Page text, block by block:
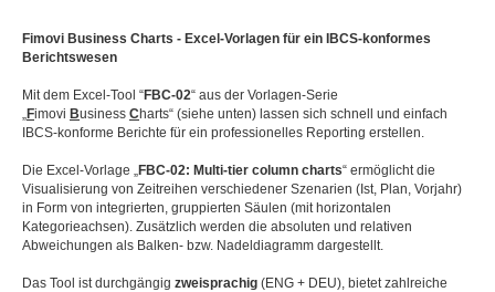
Fimovi Business Charts - Excel-Vorlagen für ein IBCS-konformes
Berichtswesen
Mit dem Excel-Tool “FBC-02“ aus der Vorlagen-Serie
„Fimovi Business Charts“ (siehe unten) lassen sich schnell und einfach
IBCS-konforme Berichte für ein professionelles Reporting erstellen.
Die Excel-Vorlage „FBC-02: Multi-tier column charts“ ermöglicht die
Visualisierung von Zeitreihen verschiedener Szenarien (Ist, Plan, Vorjahr)
in Form von integrierten, gruppierten Säulen (mit horizontalen
Kategorieachsen). Zusätzlich werden die absoluten und relativen
Abweichungen als Balken- bzw. Nadeldiagramm dargestellt.
Das Tool ist durchgängig zweisprachig (ENG + DEU), bietet zahlreiche